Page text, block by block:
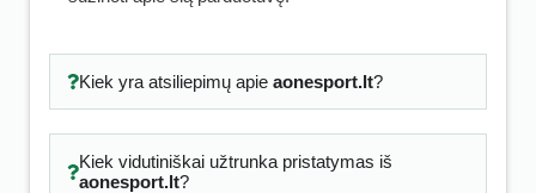
Kiek yra atsiliepimų apie aonesport.lt?
Kiek vidutiniškai užtrunka pristatymas iš
aonesport.lt?